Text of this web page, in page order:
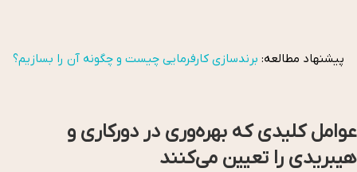
پیشنهاد مطالعه: برندسازی کارفرمایی چیست و چگونه آن را بسازیم؟
عوامل کلیدی که بهره‌وری در دورکاری و
هیبریدی را تعیین می‌کنند